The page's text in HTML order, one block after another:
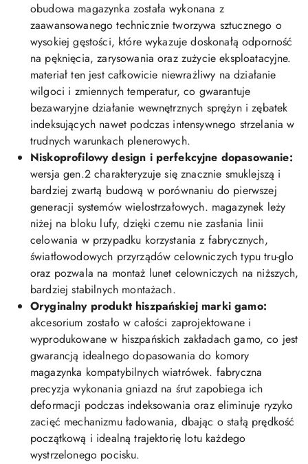
obudowa magazynka została wykonana z
zaawansowanego technicznie tworzywa sztucznego o
wysokiej gęstości, które wykazuje doskonałą odporność
na pęknięcia, zarysowania oraz zużycie eksploatacyjne.
materiał ten jest całkowicie niewrażliwy na działanie
wilgoci i zmiennych temperatur, co gwarantuje
bezawaryjne działanie wewnętrznych sprężyn i zębatek
indeksujących nawet podczas intensywnego strzelania w
trudnych warunkach plenerowych.
Niskoprofilowy design i perfekcyjne dopasowanie:
wersja gen.2 charakteryzuje się znacznie smuklejszą i
bardziej zwartą budową w porównaniu do pierwszej
generacji systemów wielostrzałowych. magazynek leży
niżej na bloku lufy, dzięki czemu nie zasłania linii
celowania w przypadku korzystania z fabrycznych,
światłowodowych przyrządów celowniczych typu tru-glo
oraz pozwala na montaż lunet celowniczych na niższych,
bardziej stabilnych montażach.
Oryginalny produkt hiszpańskiej marki gamo:
akcesorium zostało w całości zaprojektowane i
wyprodukowane w hiszpańskich zakładach gamo, co jest
gwarancją idealnego dopasowania do komory
magazynka kompatybilnych wiatrówek. fabryczna
precyzja wykonania gniazd na śrut zapobiega ich
deformacji podczas indeksowania oraz eliminuje ryzyko
zacięć mechanizmu ładowania, dbając o stałą prędkość
początkową i idealną trajektorię lotu każdego
wystrzelonego pocisku.